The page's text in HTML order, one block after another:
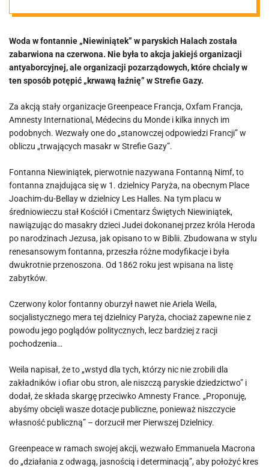
łaźna” w Strefie
Gazy
Woda w fontannie „Niewiniątek” w paryskich Halach została
zabarwiona na czerwona. Nie była to akcja jakiejś organizacji
antyaborcyjnej, ale organizacji pozarządowych, które chcialy w
ten sposób potępić „krwawą łaźnię” w Strefie Gazy.
Za akcją stały organizacje Greenpeace Francja, Oxfam Francja,
Amnesty International, Médecins du Monde i kilka innych im
podobnych. Wezwały one do „stanowczej odpowiedzi Francji” w
obliczu „trwających masakr w Strefie Gazy”.
Fontanna Niewiniątek, pierwotnie nazywana Fontanną Nimf, to
fontanna znajdująca się w 1. dzielnicy Paryża, na obecnym Place
Joachim-du-Bellay w dzielnicy Les Halles. Na tym placu w
średniowieczu stał Kościół i Cmentarz Świętych Niewiniątek,
nawiązując do masakry dzieci Judei dokonanej przez króla Heroda
po narodzinach Jezusa, jak opisano to w Biblii. Zbudowana w stylu
renesansowym fontanna, przeszła różne modyfikacje i była
dwukrotnie przenoszona. Od 1862 roku jest wpisana na listę
zabytków.
Czerwony kolor fontanny oburzył nawet nie Ariela Weila,
socjalistycznego mera tej dzielnicy Paryża, chociaż zapewne nie z
powodu jego poglądów politycznych, lecz bardziej z racji
pochodzenia…
Weila napisał, że to „wstyd dla tych, którzy nic nie zrobili dla
zakładników i ofiar obu stron, ale niszczą paryskie dziedzictwo” i
dodał, że składa skargę przeciwko Amnesty France. „Proponuję,
abyśmy obcięli wasze dotacje publiczne, ponieważ niszczycie
własność publiczną” – dorzucił mer Pierwszej Dzielnicy.
Greenpeace w ramach swojej akcji, wezwało Emmanuela Macrona
do „działania z odwagą, jasnością i determinacją”, aby położyć kres